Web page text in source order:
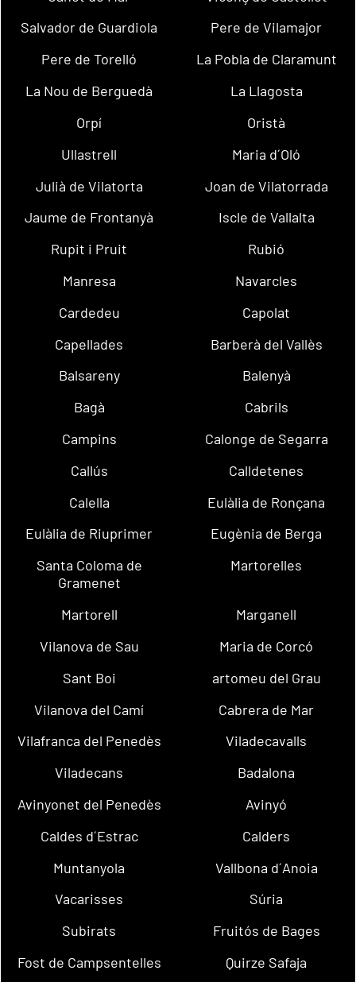
Salvador de Guardiola
Pere de Vilamajor
Pere de Torelló
La Pobla de Claramunt
La Nou de Berguedà
La Llagosta
Orpí
Oristà
Ullastrell
Maria d´Oló
Julià de Vilatorta
Joan de Vilatorrada
Jaume de Frontanyà
Iscle de Vallalta
Rupit i Pruit
Rubió
Manresa
Navarcles
Cardedeu
Capolat
Capellades
Barberà del Vallès
Balsareny
Balenyà
Bagà
Cabrils
Campins
Calonge de Segarra
Callús
Calldetenes
Calella
Eulàlia de Ronçana
Eulàlia de Riuprimer
Eugènia de Berga
Santa Coloma de
Gramenet
Martorelles
Martorell
Marganell
Vilanova de Sau
Maria de Corcó
Sant Boi
artomeu del Grau
Vilanova del Camí
Cabrera de Mar
Vilafranca del Penedès
Viladecavalls
Viladecans
Badalona
Avinyonet del Penedès
Avinyó
Caldes d´Estrac
Calders
Muntanyola
Vallbona d´Anoia
Vacarisses
Súria
Subirats
Fruitós de Bages
Fost de Campsentelles
Quirze Safaja